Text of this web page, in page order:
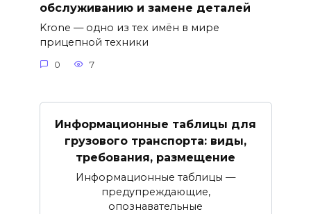
обслуживанию и замене деталей
Krone — одно из тех имён в мире
прицепной техники
0 7
Информационные таблицы для
грузового транспорта: виды,
требования, размещение
Информационные таблицы —
предупреждающие,
опознавательные